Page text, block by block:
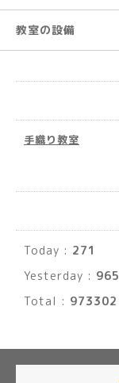
教室の設備
手織り教室
Today : 271
Yesterday : 965
Total : 973302